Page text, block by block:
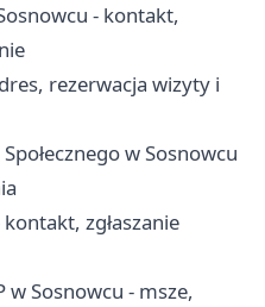
- kontakt,
rezerwacja wizyty i
w Sosnowcu
zgłaszanie
w Sosnowcu - msze,